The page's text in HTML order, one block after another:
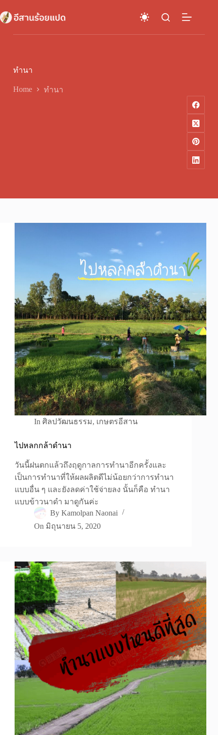
to
content
ทำนา
Home ทำนา
In ศิลปวัฒนธรรม, เกษตรอีสาน
ไปหลกกล้าดำนา
วันนี้ฝนตกแล้วถึงฤดูกาลการทำนาอีกครั้งและ
เป็นการทำนาที่ให้ผลผลิตดีไม่น้อยกว่าการทำนา
แบบอื่น ๆ และยังลดค่าใช้จ่ายลง นั้นก็คือ ทำนา
แบบข้าวนาดำ มาดูกันค่ะ
By Kamolpan Naonai
On มิถุนายน 5, 2020